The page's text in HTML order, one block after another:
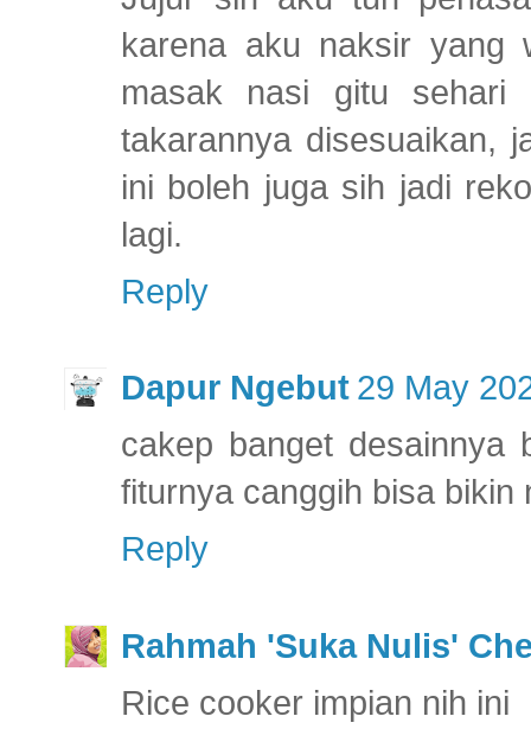
karena aku naksir yang
masak nasi gitu
takarannya disesuaikan,
ini boleh juga sih jadi
lagi.
Reply
Dapur Ngebut 29 May
cakep banget desainnya
fiturnya canggih bisa bikin
Reply
Rahmah 'Suka Nulis'
Rice cooker impian nih ini